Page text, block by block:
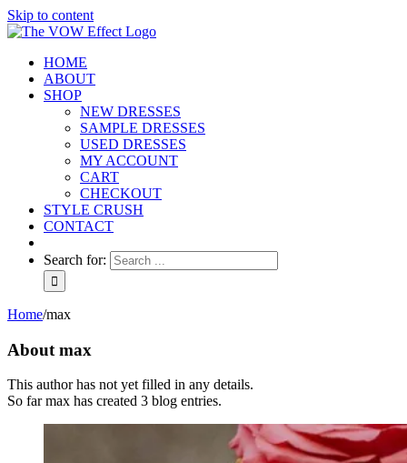
Skip to content
HOME
ABOUT
SHOP
NEW DRESSES
SAMPLE DRESSES
USED DRESSES
MY ACCOUNT
CART
CHECKOUT
STYLE CRUSH
CONTACT
Search for:
Home/max
About max
This author has not yet filled in any details.
So far max has created 3 blog entries.